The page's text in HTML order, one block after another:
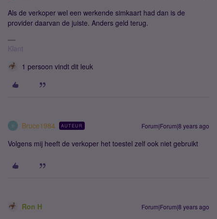
Als de verkoper wel een werkende simkaart had dan is de
provider daarvan de juiste. Anders geld terug.
Klant
1 persoon vindt dit leuk
B Bruce1984 AUTEUR Forum|Forum|8 years ago
Volgens mij heeft de verkoper het toestel zelf ook niet gebruikt
Ron H Forum|Forum|8 years ago